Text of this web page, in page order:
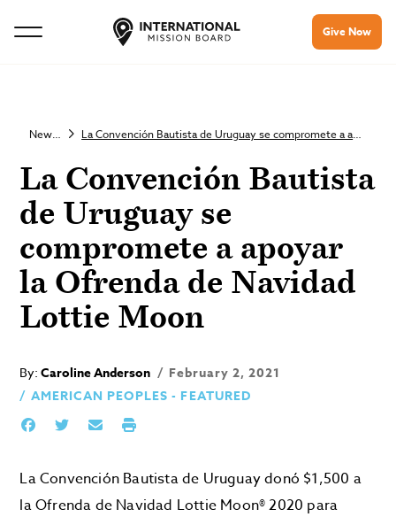
Give Now
Newsroom La Convención Bautista de Uruguay se compromete a apoyar la Ofrenda de Navidad Lottie Moon
La Convención Bautista
de Uruguay se
compromete a apoyar
la Ofrenda de Navidad
Lottie Moon
By:Caroline Anderson
February 2, 2021
AMERICAN PEOPLES - FEATURED
La Convención Bautista de Uruguay donó $1,500 a
la Ofrenda de Navidad Lottie Moon® 2020 para